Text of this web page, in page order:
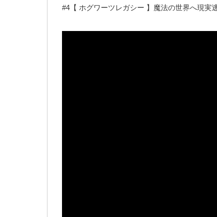
#4【 ホグワーツレガシー 】魔法の世界へ現実